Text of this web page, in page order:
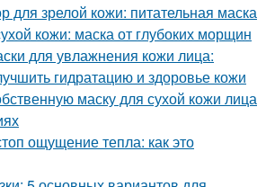
для зрелой кожи: питательная маска
кожи: маска от глубоких морщин
для увлажнения кожи лица:
гидратацию и здоровье кожи
маску для сухой кожи лица
ощущение тепла: как это